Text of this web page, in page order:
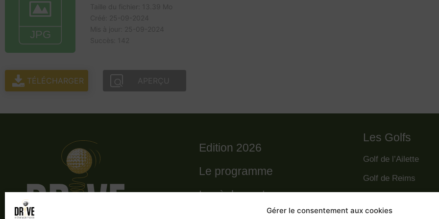
Gérer le consentement aux cookies
TÉLÉCHARGER APERÇU
Edition 2026
Le programme
Le règlement
Les Golfs
Golf de l’Ailette
Golf de Reims
Golf des Poursaudes